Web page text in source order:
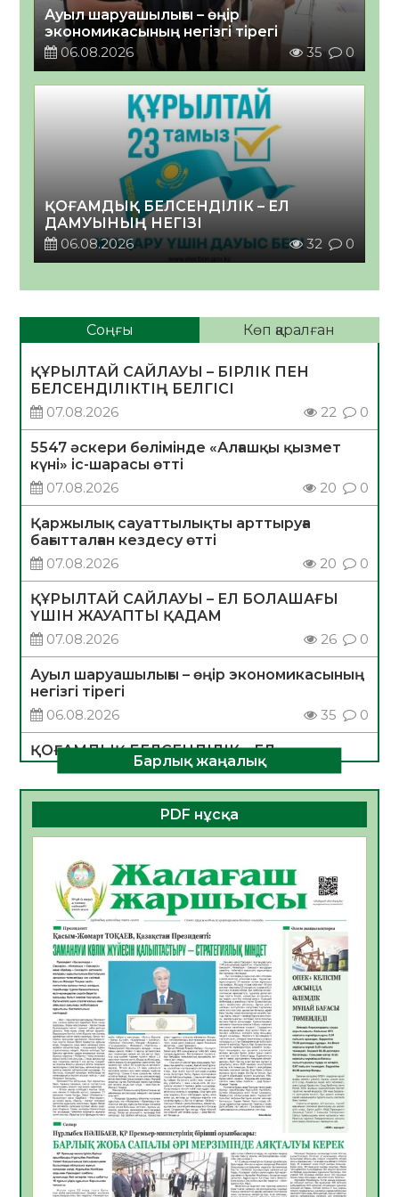
Ауыл шаруашылығы – өңір
экономикасының негізгі тірегі
06.08.2026
35 0
ҚОҒАМДЫҚ БЕЛСЕНДІЛІК – ЕЛ
ДАМУЫНЫҢ НЕГІЗІ
06.08.2026
32 0
Соңғы Көп қаралған
ҚҰРЫЛТАЙ САЙЛАУЫ – БІРЛІК ПЕН
БЕЛСЕНДІЛІКТІҢ БЕЛГІСІ
07.08.2026
22 0
5547 әскери бөлімінде «Алғашқы қызмет
күні» іс-шарасы өтті
07.08.2026
20 0
Қаржылық сауаттылықты арттыруға
бағытталған кездесу өтті
07.08.2026
20 0
ҚҰРЫЛТАЙ САЙЛАУЫ – ЕЛ БОЛАШАҒЫ
ҮШІН ЖАУАПТЫ ҚАДАМ
07.08.2026
26 0
Ауыл шаруашылығы – өңір экономикасының
негізгі тірегі
06.08.2026
35 0
ҚОҒАМДЫҚ БЕЛСЕНДІЛІК – ЕЛ
ДАМУЫНЫҢ НЕГІЗІ
06.08.2026
32 0
ҚҰРЫЛТАЙ САЙЛАУЫ – БОЛАШАҚҚА
БАСТАР ЖАУАПТЫ ТАҢДАУ
06.08.2026
Инфекциялық ауруларға қарсы иммундау
жұмыстарының тиімділігі
06.08.2026
36
Көкжөтел ауруы туралы
06.08.2026
33
АПВ вакцинасы туралы мәлімет
06.08.2026
33
Open Air: Қызылорда облысы полиция
департаменті 20 мыңнан астам
көрерменнің қауіпсіздігін қамтамасыз етті
06.08.2026
44
ҚЫЗЫЛОРДАДА «САНАЛЫ ҰРПАҚ –
Барлық жаңалық
PDF нұсқа